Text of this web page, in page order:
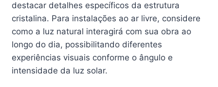
destacar detalhes específicos da estrutura
cristalina. Para instalações ao ar livre, considere
como a luz natural interagirá com sua obra ao
longo do dia, possibilitando diferentes
experiências visuais conforme o ângulo e
intensidade da luz solar.